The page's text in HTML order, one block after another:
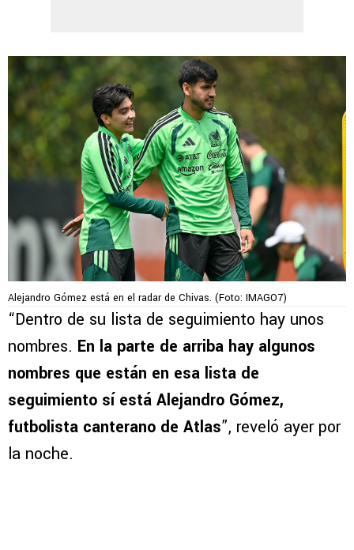
Alejandro Gómez está en el radar de Chivas. (Foto: IMAGO7)
“Dentro de su lista de seguimiento hay unos
nombres. En la parte de arriba hay algunos
nombres que están en esa lista de
seguimiento sí está Alejandro Gómez,
futbolista canterano de Atlas”, reveló ayer por
la noche.